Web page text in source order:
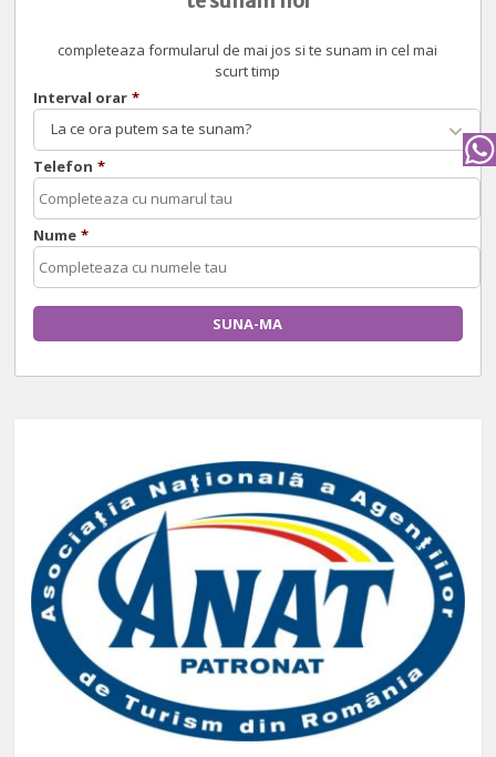
completeaza formularul de mai jos si te sunam in cel mai
scurt timp
Interval orar *
La ce ora putem sa te sunam?
Telefon *
Nume *